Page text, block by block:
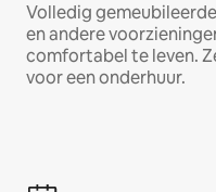
Volledig
en andere
comfortabel te leven.
voor een onderhuur.